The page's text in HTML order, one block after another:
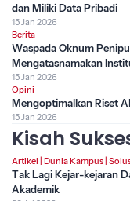
dan Miliki Data Pribadi
15 Jan 2026
Berita
Waspada Oknum
Mengatasnamakan
15 Jan 2026
Opini
Mengoptimalkan Riset
15 Jan 2026
Kisah
Artikel Dunia Kampus
Tak Lagi Kejar-kejaran
Akademik